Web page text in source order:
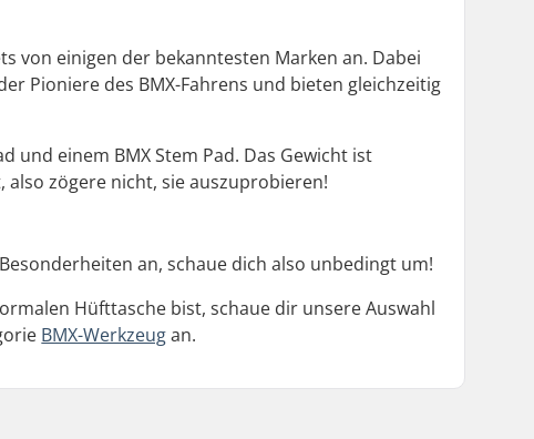
von einigen der bekanntesten Marken an. Dabei
Pioniere des BMX-Fahrens und bieten gleichzeitig
und einem BMX Stem Pad. Das Gewicht ist
zögere nicht, sie auszuprobieren!
an, schaue dich also unbedingt um!
Hüfttasche bist, schaue dir unsere Auswahl
BMX-Werkzeugan.